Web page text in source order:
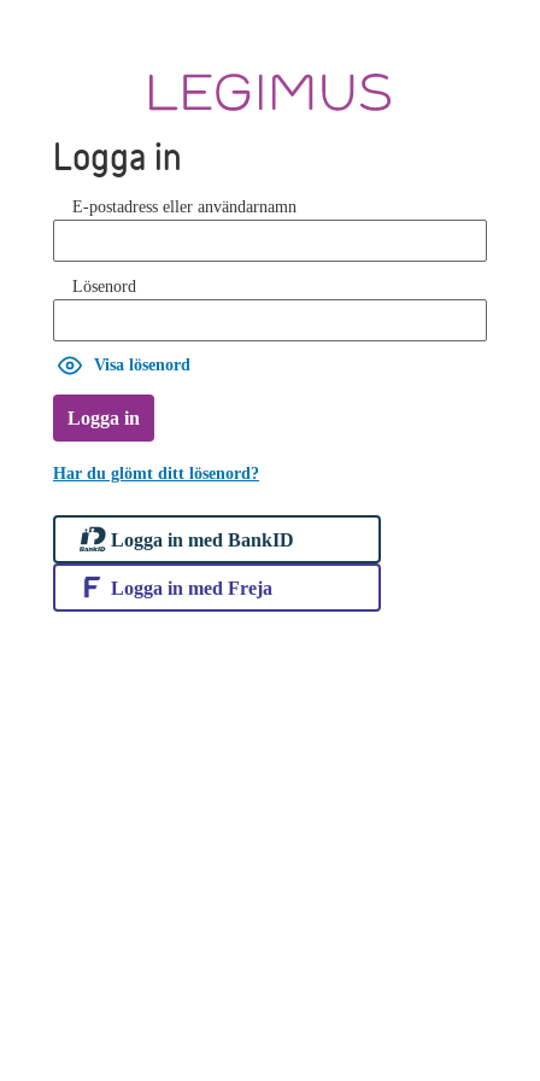
Logga in
E-postadress eller användarnamn
Lösenord
Visa lösenord
Logga in
Har du glömt ditt lösenord?
Logga in med BankID
Logga in med Freja